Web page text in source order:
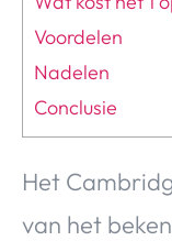
Voordelen
Nadelen
Conclusie
Het
van het